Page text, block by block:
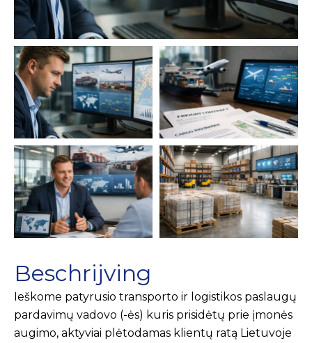
Beschrijving
Ieškome patyrusio transporto ir logistikos paslaugų
pardavimų vadovo (-ės) kuris prisidėtų prie įmonės
augimo, aktyviai plėtodamas klientų ratą Lietuvoje